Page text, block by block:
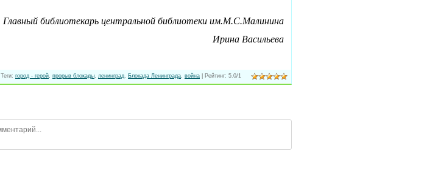
Главный библиотекарь центральной библиотеки им.М.С.Малинина
Ирина Васильева
Теги: город - герой, прорыв блокады, ленинград, Блокада Ленинграда, война Рейтинг: 5.0/1